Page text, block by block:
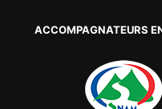
ACCOMPAGNATEURS